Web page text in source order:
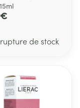
de stock